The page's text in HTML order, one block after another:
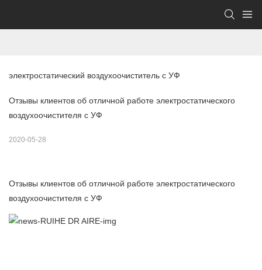
электростатический воздухоочиститель с УФ
Отзывы клиентов об отличной работе электростатического
воздухоочистителя с УФ
2020-05-28
Отзывы клиентов об отличной работе электростатического
воздухоочистителя с УФ